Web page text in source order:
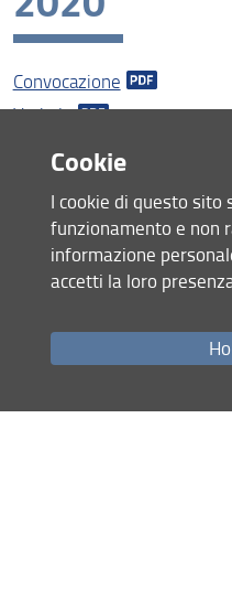
Convocazione
Verbale
Condividi
Persone
Organi
Bandi e Avvisi
Biblioteca di Matematica
Cookie
I cookie di questo sito
funzionamento e non
informazione
accetti la loro